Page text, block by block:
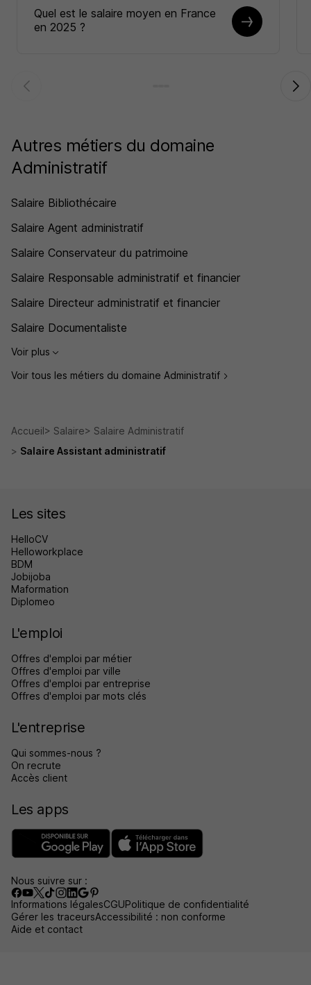
Quel est le salaire moyen en France
en 2025 ?
Autres métiers du domaine
Administratif
Salaire Bibliothécaire
Salaire Agent administratif
Salaire Conservateur du patrimoine
Salaire Responsable administratif et financier
Salaire Directeur administratif et financier
Salaire Documentaliste
Voir plus
Voir tous les métiers du domaine Administratif
Accueil Salaire
Salaire Administratif
Salaire Assistant administratif
Les sites
HelloCV
Helloworkplace
BDM
Jobijoba
Maformation
Diplomeo
L'emploi
Offres d'emploi par métier
Offres d'emploi par ville
Offres d'emploi par entreprise
Offres d'emploi par mots clés
L'entreprise
Qui sommes-nous ?
On recrute
Accès client
Les apps
Nous suivre sur :
Informations légalesCGUPolitique de confidentialité
Gérer les traceursAccessibilité : non conforme
Aide et contact